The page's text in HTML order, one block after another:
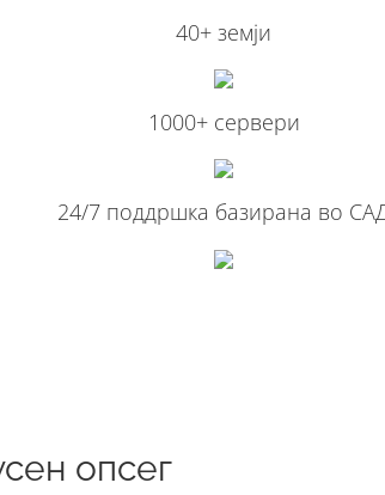
40+ земји
1000+ сервери
24/7 поддршка базирана во
опсег